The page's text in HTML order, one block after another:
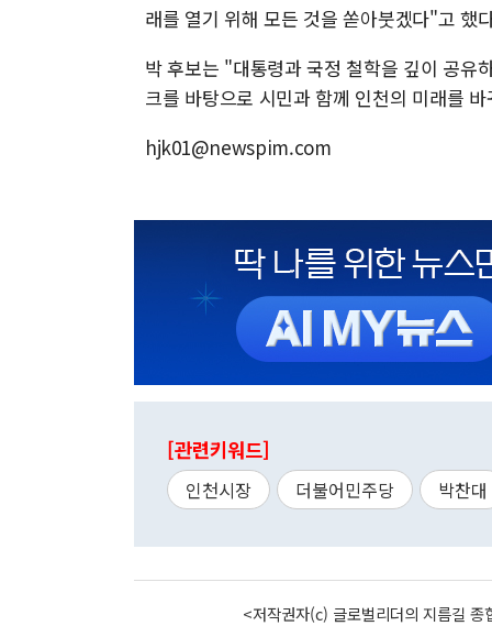
래를 열기 위해 모든 것을 쏟아붓겠다"고 했
박 후보는 "대통령과 국정 철학을 깊이 공유
크를 바탕으로 시민과 함께 인천의 미래를
hjk01@newspim.com
[관련키워드]
인천시장 더불어민주당 박찬대
<저작권자(c) 글로벌리더의 지름길